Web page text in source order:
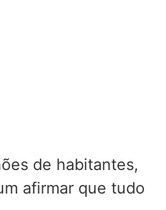
de habitantes,
afirmar que tudo